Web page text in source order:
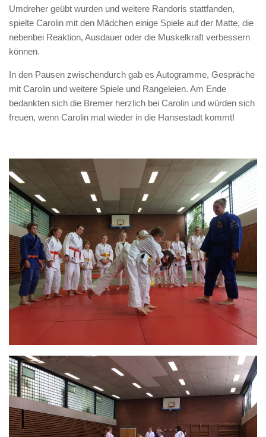
Umdreher geübt wurden und weitere Randoris stattfanden,
spielte Carolin mit den Mädchen einige Spiele auf der Matte, die
nebenbei Reaktion, Ausdauer oder die Muskelkraft verbessern
können.
In den Pausen zwischendurch gab es Autogramme, Gespräche
mit Carolin und weitere Spiele und Rangeleien. Am Ende
bedankten sich die Bremer herzlich bei Carolin und würden sich
freuen, wenn Carolin mal wieder in die Hansestadt kommt!